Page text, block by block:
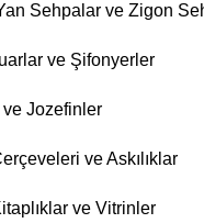
Sehpalar ve Zigon
ve Şifonyerler
ve Jozefinler
ve Askılıklar
ve Vitrinler